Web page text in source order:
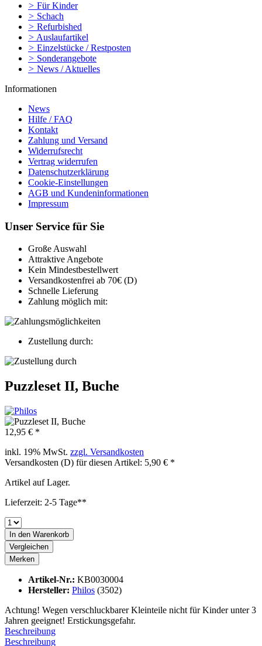
> Für Kinder
> Schach
> Refurbished
> Auslaufartikel
> Einzelstücke / Restposten
> Sonderangebote
> News / Aktuelles
Informationen
News
Hilfe / FAQ
Kontakt
Zahlung und Versand
Widerrufsrecht
Vertrag widerrufen
Datenschutzerklärung
Cookie-Einstellungen
AGB und Kundeninformationen
Impressum
Unser Service für Sie
Große Auswahl
Attraktive Angebote
Kein Mindestbestellwert
Versandkostenfrei ab 70€ (D)
Schnelle Lieferung
Zahlung möglich mit:
Zustellung durch:
Puzzleset II, Buche
12,95 € *
inkl. 19% MwSt. zzgl. Versandkosten
Versandkosten (D) für diesen Artikel: 5,90 € *
Artikel auf Lager.
Lieferzeit: 2-5 Tage**
In den Warenkorb
Vergleichen
Merken
Artikel-Nr.: KB0030004
Hersteller: Philos (3502)
Achtung! Wegen verschluckbarer Kleinteile nicht für Kinder unter 3
Jahren geeignet! Erstickungsgefahr.
Beschreibung
Beschreibung